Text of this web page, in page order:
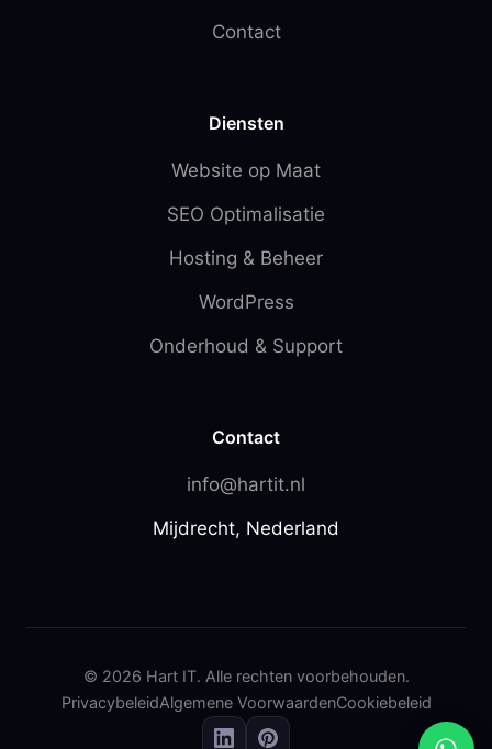
Contact
Diensten
Website op Maat
SEO Optimalisatie
Hosting & Beheer
WordPress
Onderhoud & Support
Contact
info@hartit.nl
Mijdrecht, Nederland
© 2026 Hart IT. Alle rechten voorbehouden.
PrivacybeleidAlgemene VoorwaardenCookiebeleid